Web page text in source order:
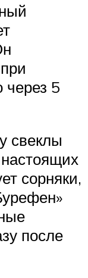
через 5
свеклы
сорняки,
после